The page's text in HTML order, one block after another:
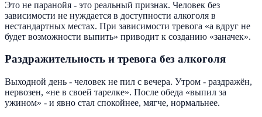
Это не паранойя - это реальный признак. Человек без
зависимости не нуждается в доступности алкоголя в
нестандартных местах. При зависимости тревога «а вдруг не
будет возможности выпить» приводит к созданию «заначек».
Раздражительность и тревога без алкоголя
Выходной день - человек не пил с вечера. Утром - раздражён,
нервозен, «не в своей тарелке». После обеда «выпил за
ужином» - и явно стал спокойнее, мягче, нормальнее.